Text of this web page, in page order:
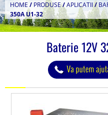
HOME / PRODUSE/APLICATII/
350A U1-32
Baterie 12V